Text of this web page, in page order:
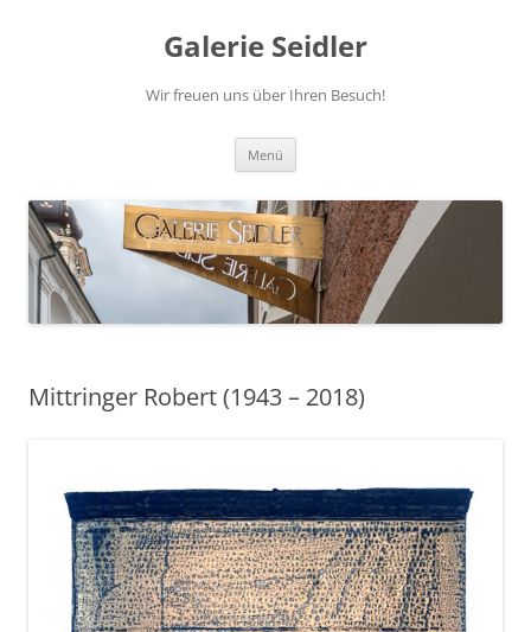
Galerie Seidler
Wir freuen uns über Ihren Besuch!
Menü
Mittringer Robert (1943 – 2018)